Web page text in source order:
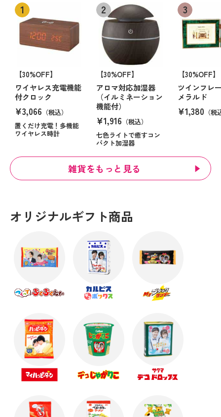
【30%OFF】
ワイヤレス充電機能
付クロック
¥3,066 （税込）
置くだけ充電！多機能
ワイヤレス時計
【30%OFF】
アロマ対応加湿器
（イルミネーション
機能付）
¥1,916 （税込）
七色ライトで癒すコン
パクト加湿器
【30%OFF】
ツインフレ
メラルド
¥1,380 （税
雑貨をもっと見る
オリジナルギフト商品